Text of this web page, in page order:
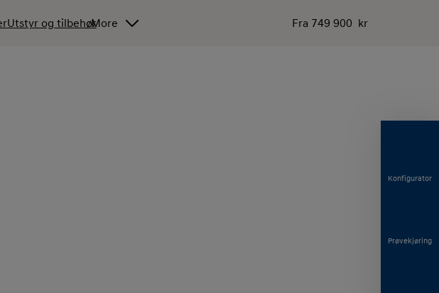
Utstyr og tilbehørMore Fra 749 900 kr
Konfigurator
Prøvekjøring